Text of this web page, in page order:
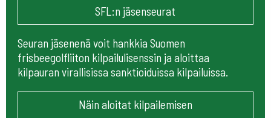
SFL:n jäsenseurat
Seuran jäsenenä voit hankkia Suomen
frisbeegolfliiton kilpailulisenssin ja aloittaa
kilpauran virallisissa sanktioiduissa kilpailuissa.
Näin aloitat kilpailemisen